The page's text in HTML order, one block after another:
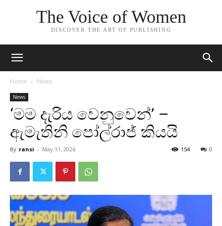
The Voice of Women
DISCOVER THE ART OF PUBLISHING
Home News
News
‘මම දැරිය වෙනුවෙන්’ –
ඇමැතිනි පෝල්රාජ් කියයි
By ransi - May 11, 2026 0
154